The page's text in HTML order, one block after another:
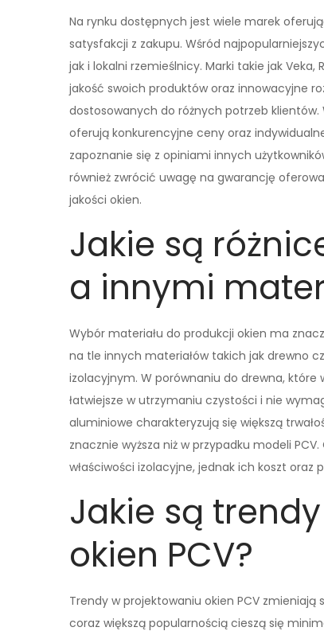
Na rynku dostępnych jest wiele marek
satysfakcji z zakupu. Wśród
jak i lokalni rzemieślnicy. Marki takie jak
jakość swoich produktów oraz innowacyjne
dostosowanych do różnych potrzeb
oferują konkurencyjne ceny oraz
zapoznanie się z opiniami innych
również zwrócić uwagę na gwarancję
jakości okien.
Jakie są
a innymi
Wybór materiału do produkcji okien ma
na tle innych materiałów takich jak drewno
izolacyjnym. W porównaniu do drewna, które
łatwiejsze w utrzymaniu czystości i nie
aluminiowe charakteryzują się większą
znacznie wyższa niż w przypadku modeli
właściwości izolacyjne, jednak ich koszt
Jakie są
okien PCV?
Trendy w projektowaniu okien PCV
coraz większą popularnością cieszą się